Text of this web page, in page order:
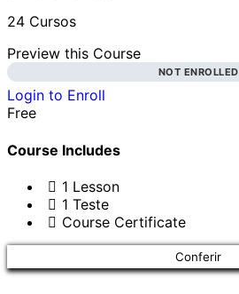
24 Cursos
Preview this Course
NOT ENROLLED
Login to Enroll
Free
Course Includes
1 Lesson
1 Teste
Course Certificate
Conferir